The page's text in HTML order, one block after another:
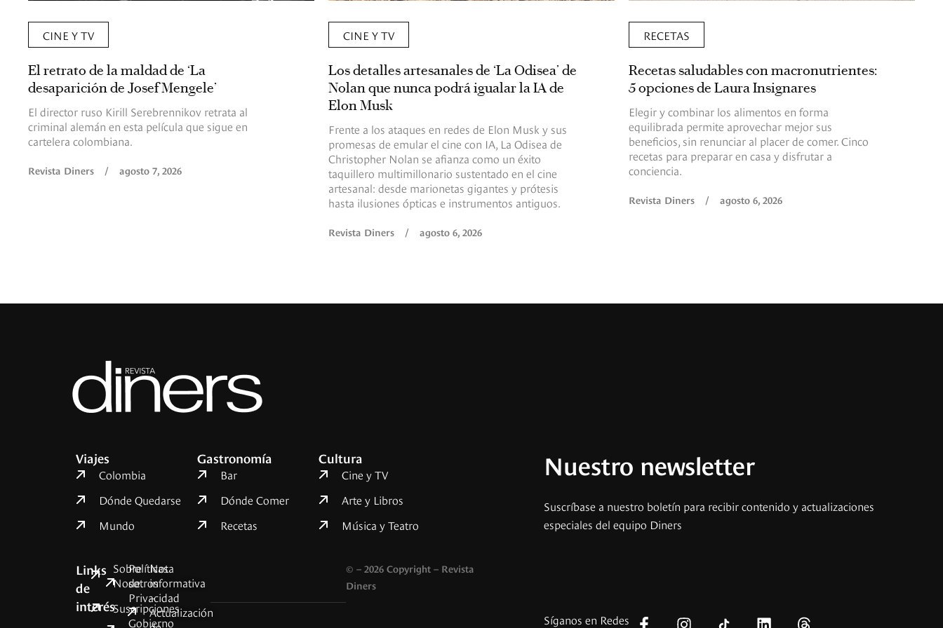
CINE Y TV
El retrato de la maldad de ‘La
desaparición de Josef Mengele’
El director ruso Kirill Serebrennikov retrata al
criminal alemán en esta película que sigue en
cartelera colombiana.
Revista Diners / agosto 7, 2026
CINE Y TV
Los detalles artesanales de ‘La Odisea’ de
Nolan que nunca podrá igualar la IA de
Elon Musk
Frente a los ataques en redes de Elon Musk y sus
promesas de emular el cine con IA, La Odisea de
Christopher Nolan se afianza como un éxito
taquillero multimillonario sustentado en el cine
artesanal: desde marionetas gigantes y prótesis
hasta ilusiones ópticas e instrumentos antiguos.
Revista Diners / agosto 6, 2026
RECETAS
Recetas saludables con macronutrientes:
5 opciones de Laura Insignares
Elegir y combinar los alimentos en forma
equilibrada permite aprovechar mejor sus
beneficios, sin renunciar al placer de comer. Cinco
recetas para preparar en casa y disfrutar a
conciencia.
Revista Diners / agosto 6, 2026
Viajes
Colombia
Dónde Quedarse
Mundo
Gastronomía
Bar
Dónde Comer
Recetas
Cultura
Cine y TV
Arte y Libros
Música y Teatro
Links
de
interés
Sobre
Nosotros
Suscripciones
Políticas
de
Privacidad
Gobierno
Nota
informativa
–
Actualización
© – 2026 Copyright – Revista
Diners
Nuestro newsletter
Suscríbase a nuestro boletín para recibir contenido y actualizaciones
especiales del equipo Diners
Síganos en Redes